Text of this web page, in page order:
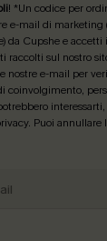
! *Un codice per
e-mail di
da Cupshe e accetti
raccolti sul nostro
nostre e-mail per
coinvolgimento,
. Puoi annullare